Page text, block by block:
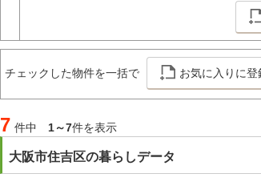
チェックした物件を一括で お気に入りに登
7 件中 1～7件を表示
大阪市住吉区の暮らしデータ